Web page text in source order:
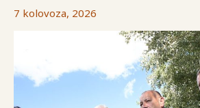
7 kolovoza, 2026